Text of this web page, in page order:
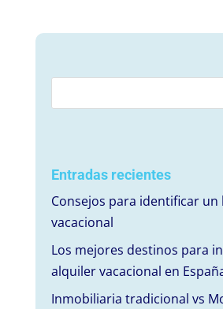
Entradas recientes
Consejos para identificar
vacacional
Los mejores destinos para
alquiler vacacional en
Inmobiliaria tradicional vs